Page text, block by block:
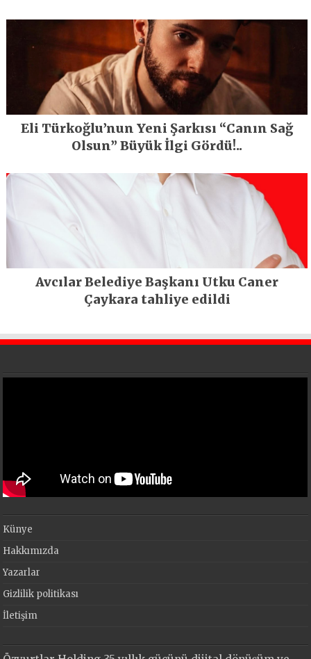
Eli Türkoğlu’nun Yeni Şarkısı “Canın Sağ
Olsun” Büyük İlgi Gördü!..
Avcılar Belediye Başkanı Utku Caner
Çaykara tahliye edildi
Künye
Hakkımızda
Yazarlar
Gizlilik politikası
İletişim